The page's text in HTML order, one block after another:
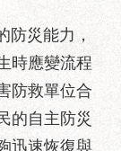
災能力，
時應變流程
防救單位合
的自主防災
迅速恢復與